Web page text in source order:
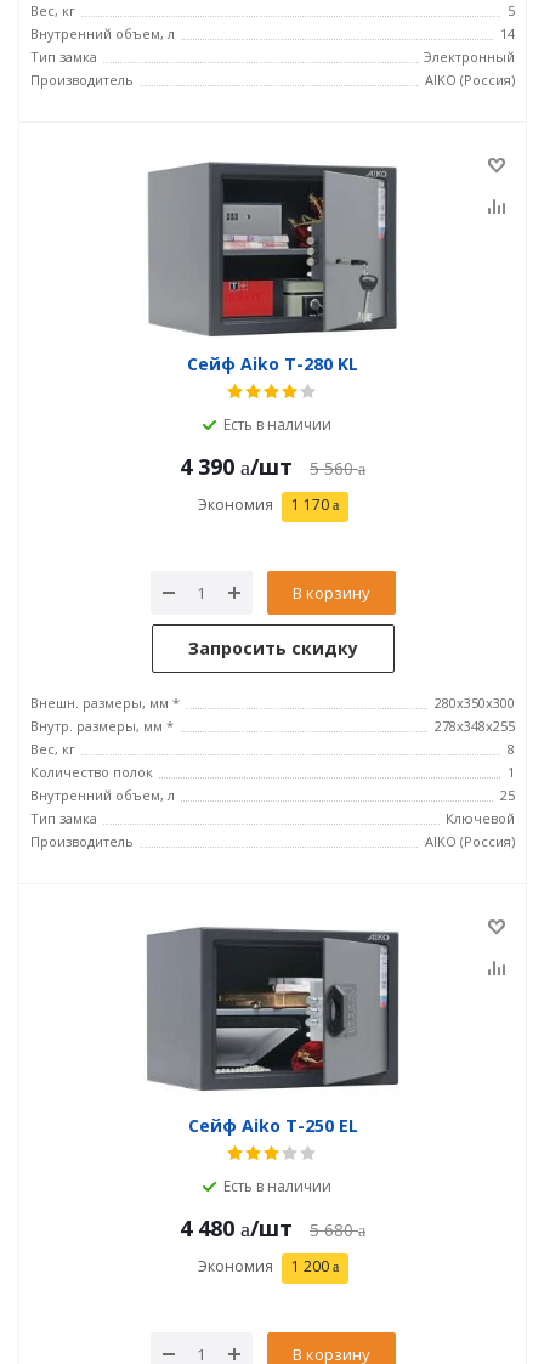
Вес, кг
5
Внутренний объем, л
14
Тип замка
Электронный
Производитель
AIKO (Россия)
Сейф Aiko T-280 KL
Есть в наличии
4 390 /шт 5 560
Экономия 1 170
В корзину
Запросить скидку
Внешн. размеры, мм *
280x350x300
Внутр. размеры, мм *
278x348x255
Вес, кг
8
Количество полок
1
Внутренний объем, л
25
Тип замка
Ключевой
Производитель
AIKO (Россия)
Сейф Aiko T-250 EL
Есть в наличии
4 480 /шт 5 680
Экономия 1 200
В корзину